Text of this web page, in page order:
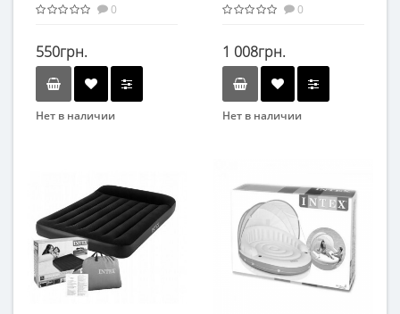
0
550грн.
Нет в наличии
От 6-ти лет
Материал
ПВХ
0
1 008грн.
Нет в наличии
От 3-х лет
Материал
ПВХ